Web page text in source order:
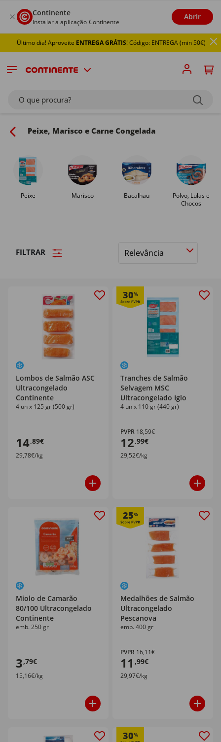
Continente
Instalar a aplicação Continente
Abrir
dia! AproveiteENTREGA GRÁTIS! Código: ENTREGA (min 50€)
O que procura?
Peixe, Marisco e Carne Congelada
Peixe Marisco Bacalhau
Polvo, Lulas e
Chocos
FILTRAR
Ordenar
Lombos de Salmão ASC
Ultracongelado
Continente
4 un x 125 gr (500 gr)
14,89€
29,78€/kg
30%
Tranches de Salmão
Selvagem MSC
Ultracongelado Iglo
4 un x 110 gr (440 gr)
PVPR 18,59€
12,99€
29,52€/kg
Miolo de Camarão
80/100 Ultracongelado
Continente
emb. 250 gr
3,79€
15,16€/kg
25%
Medalhões de Salmão
Ultracongelado
Pescanova
emb. 400 gr
PVPR 16,11€
11 ,99€
29,97€/kg
30%